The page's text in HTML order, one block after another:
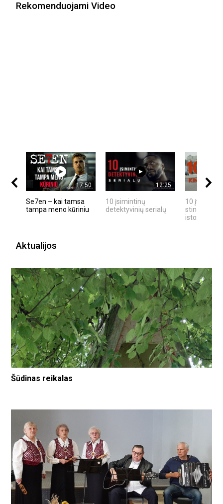
Rekomenduojami Video
17:50
Se7en – kai tamsa
tampa meno kūriniu
12:25
10 įsimintinų
detektyvinių serialų
10 įtemptų,
stingdančių
istorijų
Aktualijos
Šūdinas reikalas